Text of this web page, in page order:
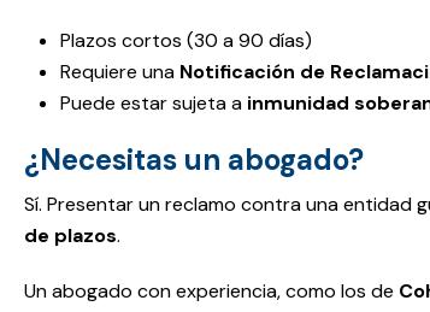
Plazos cortos (30 a 90 días)
Requiere una Notificación de
Puede estar sujeta a inmunidad
¿Necesitas un abogado?
Sí. Presentar un reclamo contra una entidad
de plazos.
Un abogado con experiencia, como los de